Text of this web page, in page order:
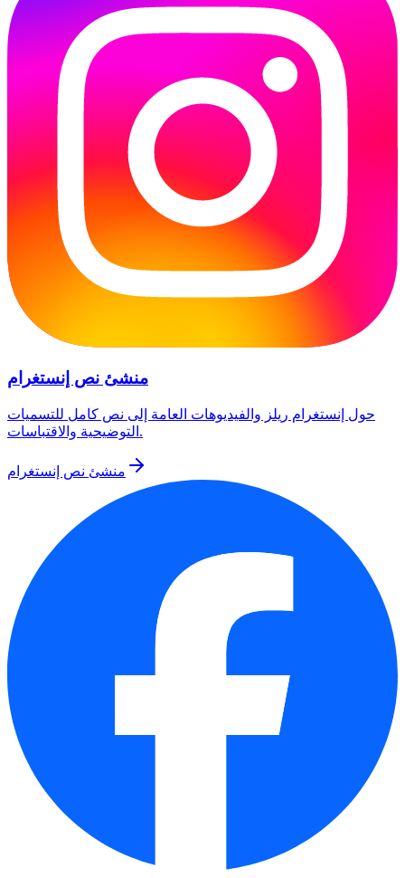
منشئ نص إنستغرام
حول إنستغرام ريلز والفيديوهات العامة إلى نص كامل للتسميات
التوضيحية والاقتباسات.
منشئ نص إنستغرام